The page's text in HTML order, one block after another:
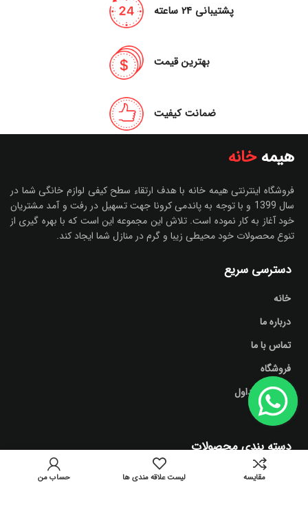
پشتیبانی 24 ساعته
بهترین قیمت
ضمانت کیفیت
هیمه خانه
فروشگاه اینترنتی هیمه خانه با هدف ارتقاء سطح کیفی لوازم خانگی شما در
سال 1399 و با توجه به پاندمی کرونا جهت تسهیل در رفت و آمد مشتریان
خود آغاز به کار نموده است. تلاش این مجموعه این است که با بهره گیری از
تنوع محصولات خود محیطی زیبا و گرم در منازل شما ایجاد کند.
دسترسی سریع
خانه
درباره ما
تماس با ما
فروشگاه
سوالات متداول
وبلاگ
دسته بندی محصولات
آشپزخانهمقايسه لیست علاقه مندی ها حساب من